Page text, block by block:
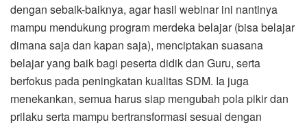
dengan sebaik-baiknya, agar hasil webinar ini nantinya
mampu mendukung program merdeka belajar (bisa belajar
dimana saja dan kapan saja), menciptakan suasana
belajar yang baik bagi peserta didik dan Guru, serta
berfokus pada peningkatan kualitas SDM. Ia juga
menekankan, semua harus siap mengubah pola pikir dan
prilaku serta mampu bertransformasi sesuai dengan